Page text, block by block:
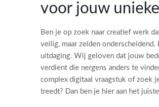
voor jouw
Ben je op zoek naar creatief werk
veilig, maar zelden
uitdaging. Wij geloven dat jouw
verdient die nergens anders te
complex digitaal vraagstuk of zoek
treedt? Dan ben je hier aan het